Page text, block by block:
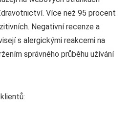
Více než 95 procent
Negativní recenze a
s alergickými reakcemi na
správného průběhu užívání